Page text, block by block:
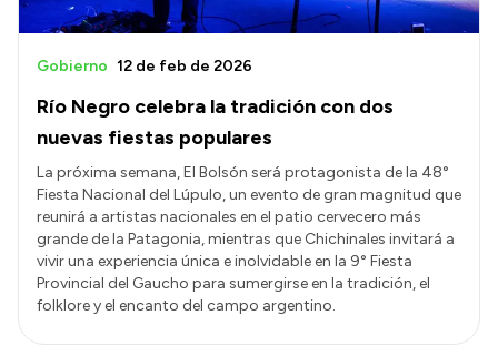
Río Negro celebra la tradición con dos
nuevas fiestas populares
Gobierno 12 de feb de 2026
La próxima semana, El Bolsón será protagonista de la 48°
Fiesta Nacional del Lúpulo, un evento de gran magnitud que
reunirá a artistas nacionales en el patio cervecero más
grande de la Patagonia, mientras que Chichinales invitará a
vivir una experiencia única e inolvidable en la 9° Fiesta
Provincial del Gaucho para sumergirse en la tradición, el
folklore y el encanto del campo argentino.